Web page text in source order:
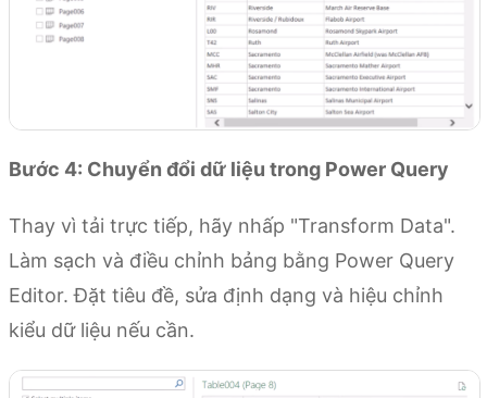
Bước 4: Chuyển đổi dữ liệu trong Power Query
Thay vì tải trực tiếp, hãy nhấp "Transform Data".
Làm sạch và điều chỉnh bảng bằng Power Query
Editor. Đặt tiêu đề, sửa định dạng và hiệu chỉnh
kiểu dữ liệu nếu cần.